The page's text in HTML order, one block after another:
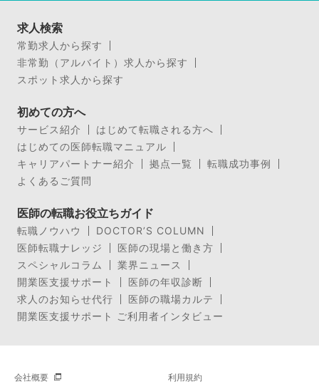
求人検索
常勤求人から探す
非常勤（アルバイト）求人から探す
スポット求人から探す
初めての方へ
サービス紹介
はじめて転職される方へ
はじめての医師転職マニュアル
キャリアパートナー紹介
拠点一覧
転職成功事例
よくあるご質問
医師の転職お役立ちガイド
転職ノウハウ
DOCTOR’S COLUMN
医師転職ナレッジ
医師の現場と働き方
スペシャルコラム
業界ニュース
開業医支援サポート
医師の年収診断
求人のお知らせ代行
医師の職場カルテ
開業医支援サポート ご利用者インタビュー
会社概要 利用規約